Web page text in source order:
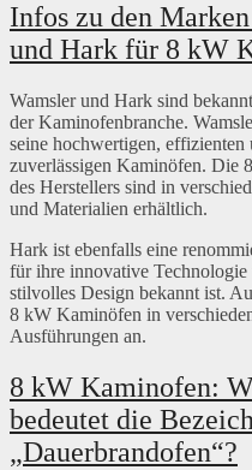
Infos zu den
und Hark für 8 kW
Wamsler und Hark sind
der Kaminofenbranche.
seine hochwertigen, effizienten
zuverlässigen Kaminöfen. Die
des Herstellers sind in
und Materialien erhältlich.
Hark ist ebenfalls eine
für ihre innovative
stilvolles Design bekannt ist.
8 kW Kaminöfen in
Ausführungen an.
8 kW Kaminofen:
bedeutet die
„Dauerbrandofen“?